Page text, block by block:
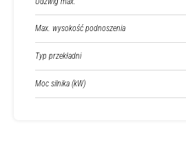
Max. wysokość podnoszenia
Typ przekładni
Moc silnika (kW)